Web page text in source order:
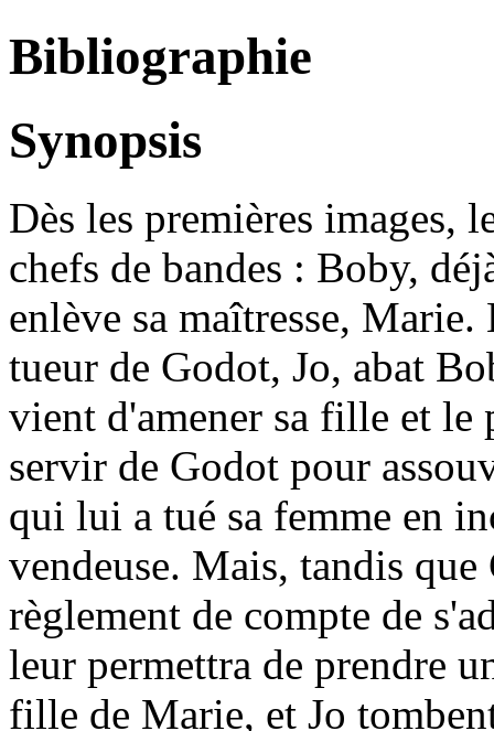
Bibliographie
Synopsis
Dès les premières images,
chefs de bandes : Boby,
enlève sa maîtresse,
tueur de Godot, Jo, abat
vient d'amener sa fille et
servir de Godot pour
qui lui a tué sa femme en
vendeuse. Mais, tandis
règlement de compte de
leur permettra de prendre
fille de Marie, et Jo